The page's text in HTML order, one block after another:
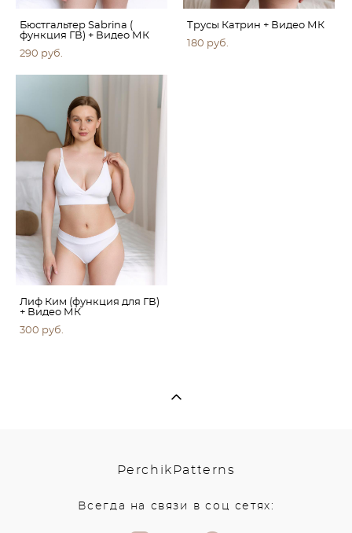
Бюстгальтер Sabrina (
функция ГВ) + Видео МК
290 pуб.
Трусы Катрин + Видео МК
180 pуб.
Лиф Ким (функция для ГВ)
+ Видео МК
300 pуб.
PerchikPatterns
Всегда на связи в соц сетях: